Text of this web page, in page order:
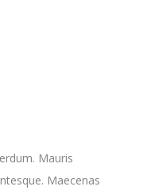
Mauris
Maecenas